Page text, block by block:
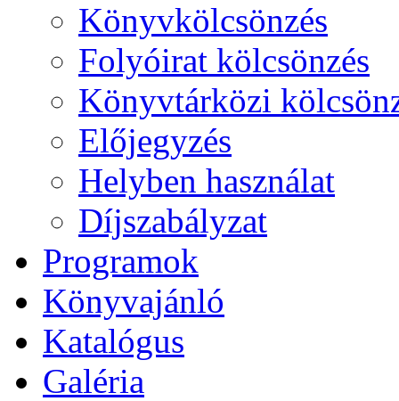
Könyvkölcsönzés
Folyóirat kölcsönzés
Könyvtárközi
Előjegyzés
Helyben használat
Díjszabályzat
Programok
Könyvajánló
Katalógus
Galéria